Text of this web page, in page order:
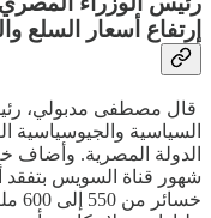
إرتفاع أسعار السلع
قال مصطفى مدبولي،
السياسية والجيوسياسية